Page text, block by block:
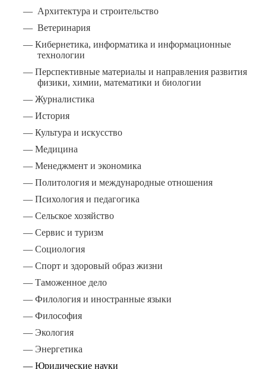
— Архитектура и строительство
— Ветеринария
— Кибернетика, информатика и информационные
технологии
— Перспективные материалы и направления развития
физики, химии, математики и биологии
— Журналистика
— История
— Культура и искусство
— Медицина
— Менеджмент и экономика
— Политология и международные отношения
— Психология и педагогика
— Сельское хозяйство
— Сервис и туризм
— Социология
— Спорт и здоровый образ жизни
— Таможенное дело
— Филология и иностранные языки
— Философия
— Экология
— Энергетика
— Юридические науки